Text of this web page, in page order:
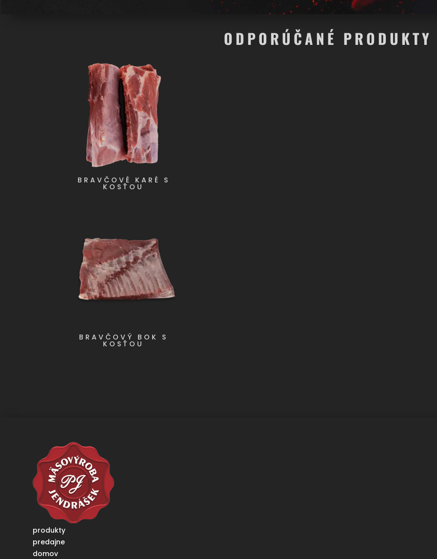
ODPORÚČANÉ PRODUKTY
BRAVČOVÉ KARÉ S
KOSŤOU
BRAVČOVÝ BOK S
KOSŤOU
produkty
predajne
domov